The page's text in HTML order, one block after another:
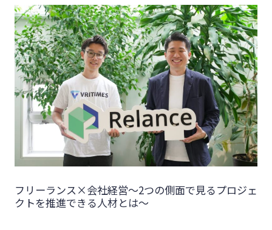
フリーランス×会社経営～2つの側面で見るプロジェ
クトを推進できる人材とは～